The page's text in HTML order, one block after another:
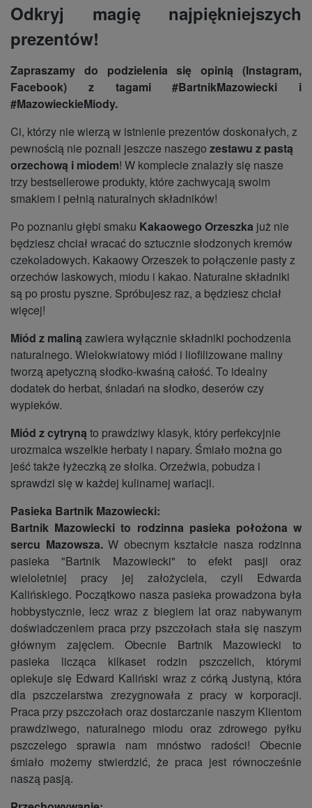
Odkryj magię najpiękniejszych
prezentów!
Zapraszamy do podzielenia się opinią (Instagram,
Facebook) z tagami #BartnikMazowiecki i
#MazowieckieMiody.
Ci, którzy nie wierzą w istnienie prezentów doskonałych, z
pewnością nie poznali jeszcze naszego zestawu z pastą
orzechową i miodem! W komplecie znalazły się nasze
trzy bestsellerowe produkty, które zachwycają swoim
smakiem i pełnią naturalnych składników!
Po poznaniu głębi smaku Kakaowego Orzeszka już nie
będziesz chciał wracać do sztucznie słodzonych kremów
czekoladowych. Kakaowy Orzeszek to połączenie pasty z
orzechów laskowych, miodu i kakao. Naturalne składniki
są po prostu pyszne. Spróbujesz raz, a będziesz chciał
więcej!
Miód z maliną zawiera wyłącznie składniki pochodzenia
naturalnego. Wielokwiatowy miód i liofilizowane maliny
tworzą apetyczną słodko-kwaśną całość. To idealny
dodatek do herbat, śniadań na słodko, deserów czy
wypieków.
Miód z cytryną to prawdziwy klasyk, który perfekcyjnie
urozmaica wszelkie herbaty i napary. Śmiało można go
jeść także łyżeczką ze słoika. Orzeźwia, pobudza i
sprawdzi się w każdej kulinarnej wariacji.
Pasieka Bartnik Mazowiecki:
Bartnik Mazowiecki to rodzinna pasieka położona w
sercu Mazowsza.W obecnym kształcie nasza rodzinna
pasieka "Bartnik Mazowiecki" to efekt pasji oraz
wieloletniej pracy jej założyciela, czyli Edwarda
Kalińskiego. Początkowo nasza pasieka prowadzona była
hobbystycznie, lecz wraz z biegiem lat oraz nabywanym
doświadczeniem praca przy pszczołach stała się naszym
głównym zajęciem. Obecnie Bartnik Mazowiecki to
pasieka licząca kilkaset rodzin pszczelich, którymi
opiekuje się Edward Kaliński wraz z córką Justyną, która
dla pszczelarstwa zrezygnowała z pracy w korporacji.
Praca przy pszczołach oraz dostarczanie naszym Klientom
prawdziwego, naturalnego miodu oraz zdrowego pyłku
pszczelego sprawia nam mnóstwo radości! Obecnie
śmiało możemy stwierdzić, że praca jest równocześnie
naszą pasją.